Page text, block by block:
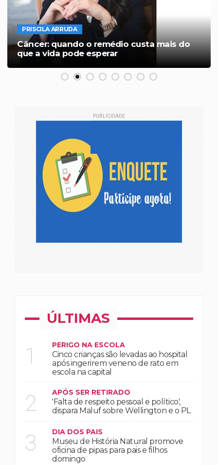
PRISCILA ARRUDA
Câncer: quando o remédio custa mais do
que a vida pode esperar
PUBLICIDADE
ÚLTIMAS
1 PERIGO NA ESCOLA
Cinco crianças são levadas ao hospital
após ingerirem veneno de rato em
escola na capital
2 APÓS SER RETIRADO
'Falta de respeito pessoal e político',
dispara Maluf sobre Wellington e o PL
3 DIA DOS PAIS
Museu de História Natural promove
oficina de pipas para pais e filhos
domingo